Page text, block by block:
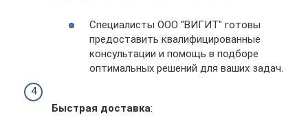
Специалисты ООО "ВИГИТ" готовы
предоставить квалифицированные
консультации и помощь в подборе
оптимальных решений для ваших задач.
Быстрая доставка: